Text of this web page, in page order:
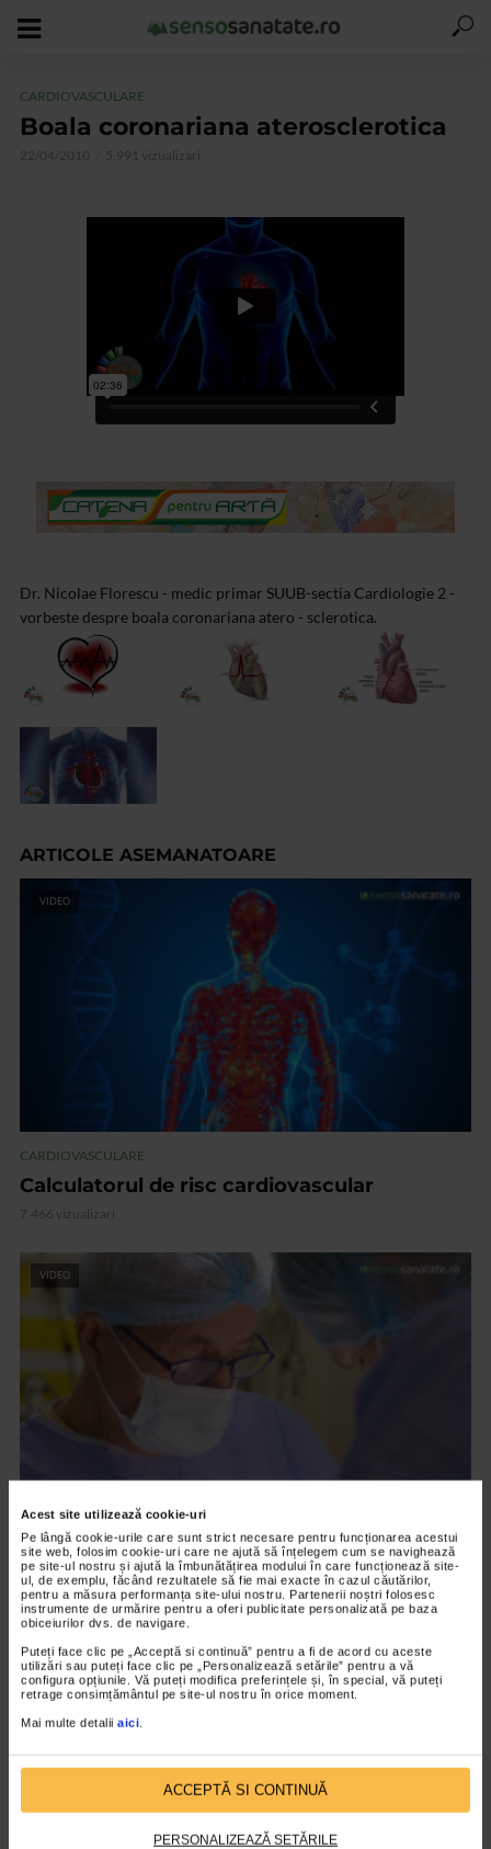
Acest site utilizează cookie-uri
Pe lângă cookie-urile care sunt strict necesare pentru funcționarea acestui
site web, folosim cookie-uri care ne ajută să înțelegem cum se navighează
pe site-ul nostru și ajută la îmbunătățirea modului în care funcționează site-
ul, de exemplu, făcând rezultatele să fie mai exacte în cazul căutărilor,
pentru a măsura performanța site-ului nostru. Partenerii noștri folosesc
instrumente de urmărire pentru a oferi publicitate personalizată pe baza
obiceiurilor dvs. de navigare.
Puteți face clic pe „Acceptă si continuă” pentru a fi de acord cu aceste
utilizări sau puteți face clic pe „Personalizează setările” pentru a vă
configura opțiunile. Vă puteți modifica preferințele și, în special, vă puteți
retrage consimțământul pe site-ul nostru în orice moment.
Mai multe detalii aici
ACCEPTĂ SI CONTINUĂ
PERSONALIZEAZĂ SETĂRILE
CARDIOVASCULARE
Boala coronariana aterosclerotica
22/04/2010 5.991 vizualizari
Dr. Nicolae Florescu - medic primar SUUB-sectia Cardiologie 2 -
vorbeste despre boala coronariana atero - sclerotica.
ARTICOLE ASEMANATOARE
VIDEO
CARDIOVASCULARE
Calculatorul de risc cardiovascular
7.466 vizualizari
VIDEO
CARDIOVASCULARE
Medici între frontiere – Prof. Univ. Dr.
Mircea Pătruț
15.750 vizualizari
VIDEO